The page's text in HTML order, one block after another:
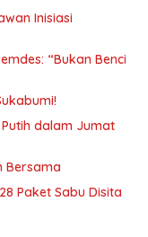
Inisiasi
“Bukan Benci
dalam Jumat
Bersama
Paket Sabu Disita